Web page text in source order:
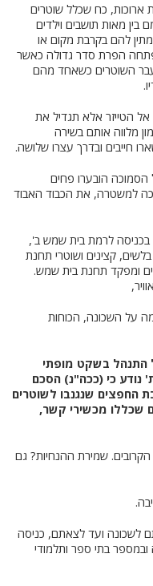
ארוכות, כח שכלל שוטרים
מאות תושבים וילדים
להם בקרבת מקום או
הפרת סדר גדולה כאשר
השוטרים כשאחד מהם
אל הטייזר אלא תגדיל את
מלווה אותם בשירה
חייבים ובדרך עצרו שלושה.
הסמוכה הובערו פחים
למשטרה, את הכבוד האבוד
בכניסה לרמת בית שמש ב',
קצינים ושוטרי תחנת
ומפקד תחנת בית שמש.
על השכונה, הכוחות
התנהל בשקט מופתי
כי (ככה"נ) הסכם
החפצים שנגנבו לשוטרים
שכללו מכשירי קשר,
שמירת ההנחיות? גם
לשכונה ועד לצאתם, כניסה
בתי ספר ותלמודי